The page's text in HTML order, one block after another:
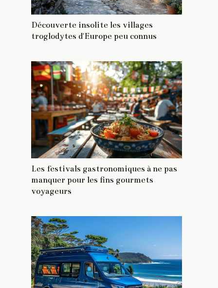
Découverte insolite les villages
troglodytes d'Europe peu connus
Les festivals gastronomiques à ne pas
manquer pour les fins gourmets
voyageurs